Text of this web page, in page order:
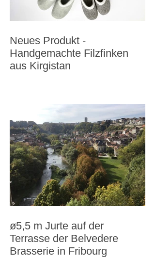
Neues Produkt -
Handgemachte Filzfinken
aus Kirgistan
ø5,5 m Jurte auf der
Terrasse der Belvedere
Brasserie in Fribourg